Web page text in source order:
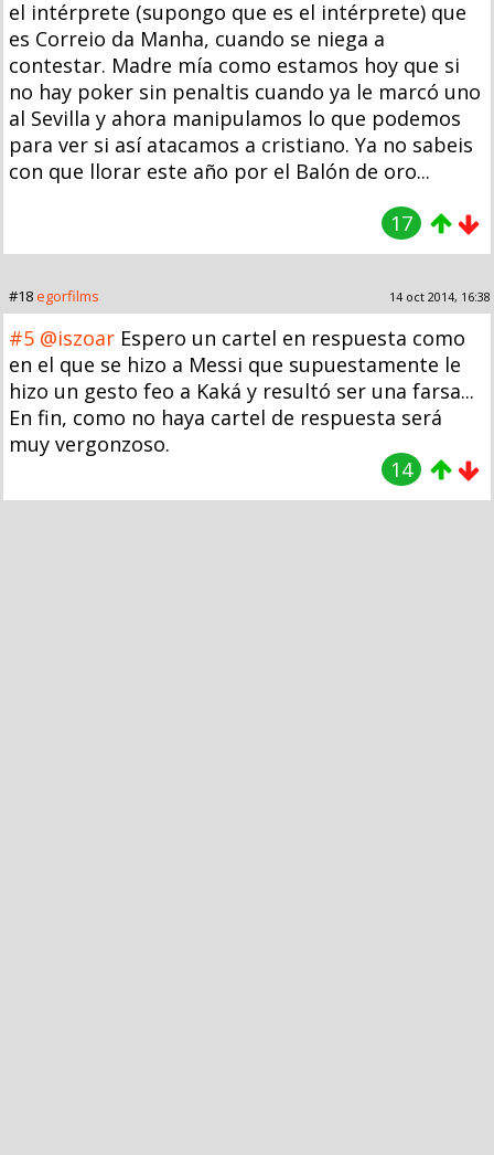
el intérprete (supongo que es el intérprete) que
es Correio da Manha, cuando se niega a
contestar. Madre mía como estamos hoy que si
no hay poker sin penaltis cuando ya le marcó uno
al Sevilla y ahora manipulamos lo que podemos
para ver si así atacamos a cristiano. Ya no sabeis
con que llorar este año por el Balón de oro...
17
#18egorfilms 14 oct 2014, 16:38
#5 @iszoar Espero un cartel en respuesta como
en el que se hizo a Messi que supuestamente le
hizo un gesto feo a Kaká y resultó ser una farsa...
En fin, como no haya cartel de respuesta será
muy vergonzoso.
14